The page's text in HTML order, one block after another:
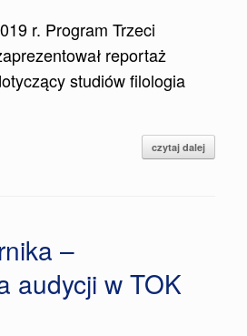
r. Program Trzeci
reportaż
studiów filologia
czytaj dalej
–
audycji w TOK